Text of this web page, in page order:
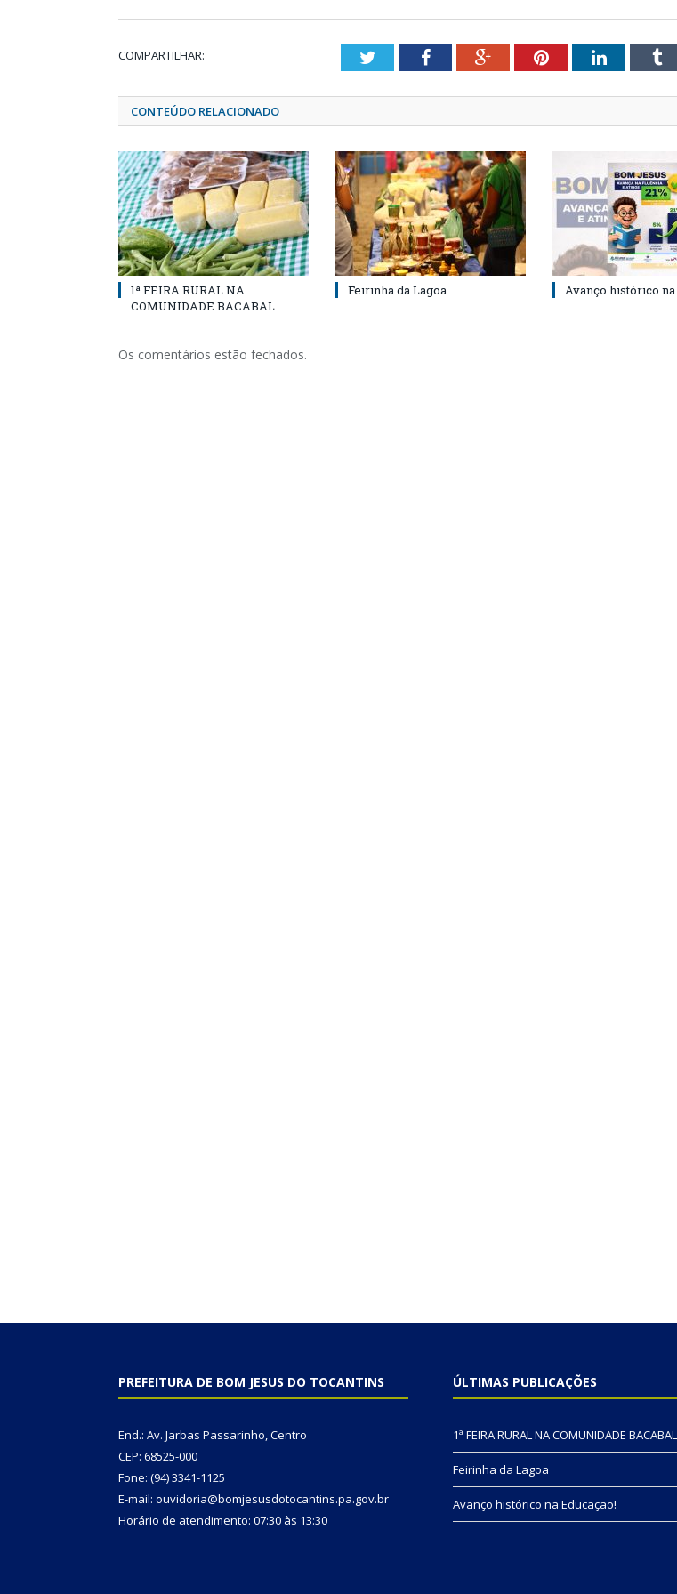
COMPARTILHAR: TwitterFacebookGoogle+PinterestLinkedIn
CONTEÚDO RELACIONADO
1ª FEIRA RURAL NA
COMUNIDADE BACABAL
Feirinha da Lagoa Avanço histórico na
Os comentários estão fechados.
PREFEITURA DE BOM JESUS DO TOCANTINS
End.: Av. Jarbas Passarinho, Centro
CEP: 68525-000
Fone: (94) 3341-1125
E-mail: ouvidoria@bomjesusdotocantins.pa.gov.br
Horário de atendimento: 07:30 às 13:30
ÚLTIMAS PUBLICAÇÕES
1ª FEIRA RURAL NA COMUNIDADE BACABAL
Feirinha da Lagoa
Avanço histórico na Educação!